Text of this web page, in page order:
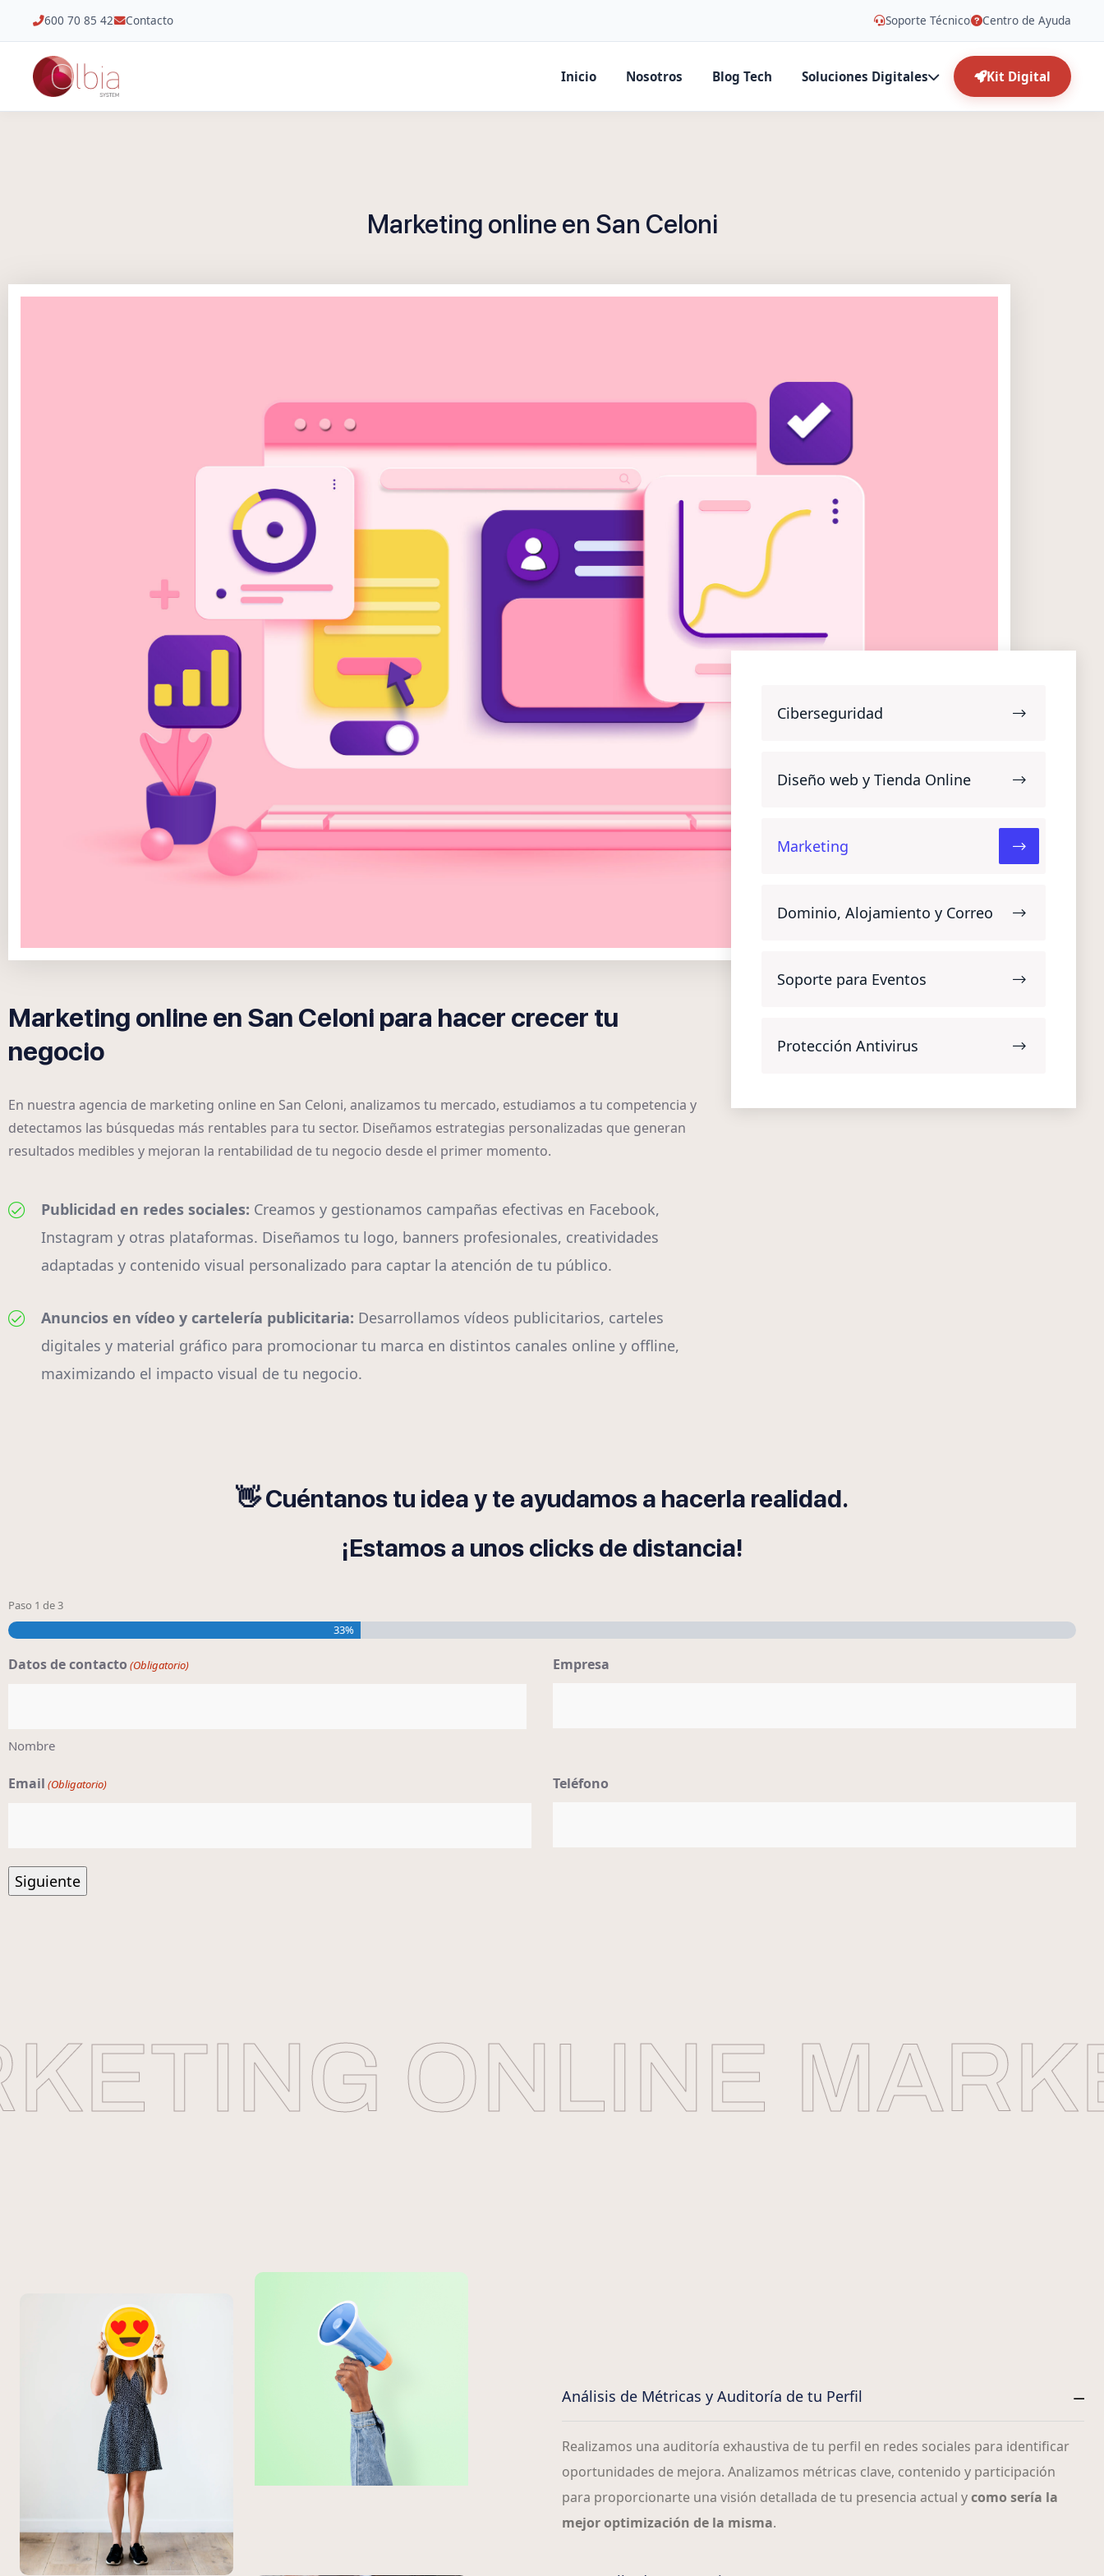
600 70 85 42 Contacto Soporte Técnico Centro de Ayuda
Inicio Nosotros Blog Tech Soluciones Digitales Kit Digital
Marketing online en San Celoni
Ciberseguridad
Diseño web y Tienda Online
Marketing
Dominio, Alojamiento y Correo
Soporte para Eventos
Protección Antivirus
Marketing online en San Celoni para hacer crecer tu
negocio
En nuestra agencia de marketing online en San Celoni, analizamos tu mercado, estudiamos a tu competencia y
detectamos las búsquedas más rentables para tu sector. Diseñamos estrategias personalizadas que generan
resultados medibles y mejoran la rentabilidad de tu negocio desde el primer momento.
Publicidad en redes sociales: Creamos y gestionamos campañas efectivas en Facebook,
Instagram y otras plataformas. Diseñamos tu logo, banners profesionales, creatividades
adaptadas y contenido visual personalizado para captar la atención de tu público.
Anuncios en vídeo y cartelería publicitaria: Desarrollamos vídeos publicitarios, carteles
digitales y material gráfico para promocionar tu marca en distintos canales online y offline,
maximizando el impacto visual de tu negocio.
👋 Cuéntanos tu idea y te ayudamos a hacerla realidad.
¡Estamos a unos clicks de distancia!
Paso 1 de3
33%
Datos de contacto (Obligatorio)
Nombre
Empresa
Email (Obligatorio) Teléfono
ONLINE
Análisis de Métricas y Auditoría de tu Perfil
Realizamos una auditoría exhaustiva de tu perfil en redes sociales para identificar
oportunidades de mejora. Analizamos métricas clave, contenido y participación
para proporcionarte una visión detallada de tu presencia actual ycomo sería la
mejor optimización de la misma.